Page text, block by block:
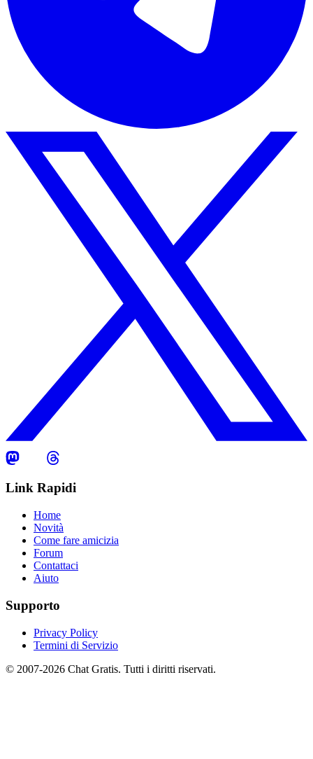
Link Rapidi
Home
Novità
Come fare amicizia
Forum
Contattaci
Aiuto
Supporto
Privacy Policy
Termini di Servizio
© 2007-2026 Chat Gratis. Tutti i diritti riservati.